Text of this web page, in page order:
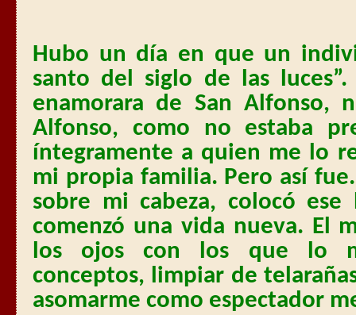
Hubo un día en que un
santo del siglo de las
enamorara de San Alfonso,
Alfonso, como no estaba
íntegramente a quien me lo
mi propia familia. Pero así
sobre mi cabeza, colocó
comenzó una vida nueva. El
los ojos con los que lo
conceptos, limpiar de
asomarme como espectador